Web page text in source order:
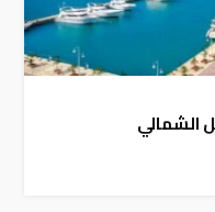
الشمالي